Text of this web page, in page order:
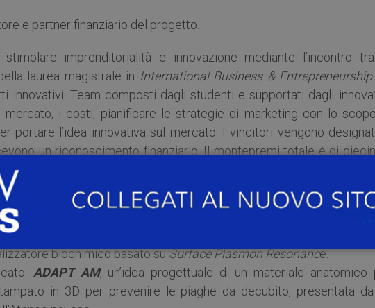
e partner finanziario del progetto.
imprenditorialità e innovazione mediante l’incontro
laurea magistrale in International Business & Entrepreneurship
innovativi. Team composti dagli studenti e supportati dagli
mercato, i costi, pianificare le strategie di marketing con lo
portare l’idea innovativa sul mercato. I vincitori vengono
un riconoscimento finanziario. Il montepremi totale è di
graduatoria dell’edizione 2022, i vincitori sono:
Plasmore
biochimico basato suSurface Plasmon Resonance.
ADAPT AM, un’idea progettuale di un materiale anatomico
in 3D per prevenire le piaghe da decubito, presentata